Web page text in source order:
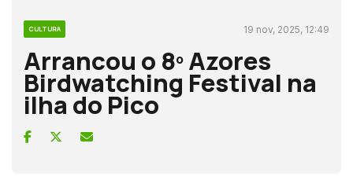
CULTURA 19 nov, 2025, 12:49
Arrancou o 8º Azores
Birdwatching Festival na
ilha do Pico